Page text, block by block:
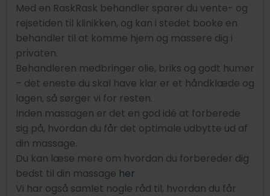
Med en RaskRask behandler sparer du vente- og
rejsetiden til klinikken, og kan i stedet booke en
behandler til at komme hjem og massere dig i
privaten.
Behandleren medbringer olie, briks og godt humør
– det eneste du skal have klar er et håndklæde og
lagen, så sørger vi for resten.
Inden massagen er det en god idé at forberede
sig på, hvordan du får det optimale udbytte ud af
din massage.
Du kan læse mere om hvordan du forbereder dig
bedst til din massage her
Vi har også samlet nogle råd til, hvordan du får